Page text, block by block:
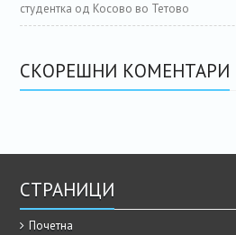
студентка од Косово во Тетово
СКОРЕШНИ КОМЕНТАРИ
СТРАНИЦИ
Почетна